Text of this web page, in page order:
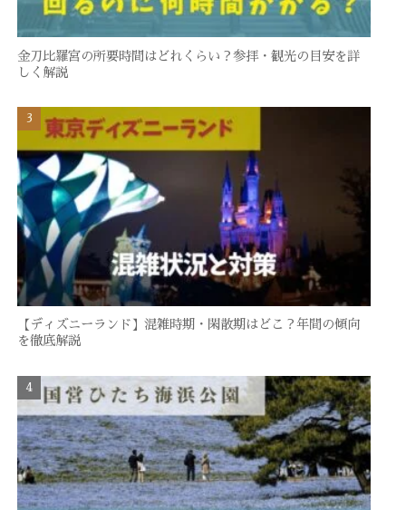
金刀比羅宮の所要時間はどれくらい？参拝・観光の目安を詳
しく解説
【ディズニーランド】混雑時期・閑散期はどこ？年間の傾向
を徹底解説